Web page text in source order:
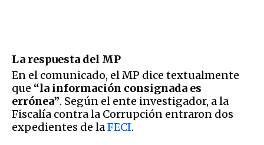
La respuesta del MP
En el comunicado, el MP dice textualmente
que “la información consignada es
errónea”. Según el ente investigador, a la
Fiscalía contra la Corrupción entraron dos
expedientes de laFECI.